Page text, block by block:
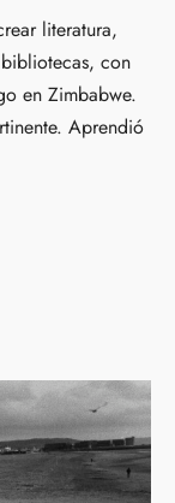
literatura,
con
en Zimbabwe.
Aprendió